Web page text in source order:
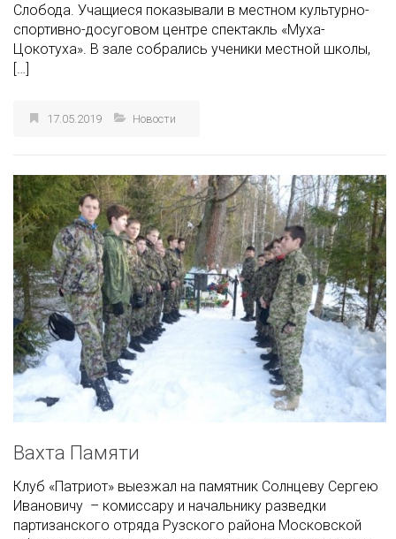
Слобода. Учащиеся показывали в местном культурно-
спортивно-досуговом центре спектакль «Муха-
Цокотуха». В зале собрались ученики местной школы,
[…]
17.05.2019 Новости
Вахта Памяти
Клуб «Патриот» выезжал на памятник Солнцеву Сергею
Ивановичу – комиссару и начальнику разведки
партизанского отряда Рузского района Московской